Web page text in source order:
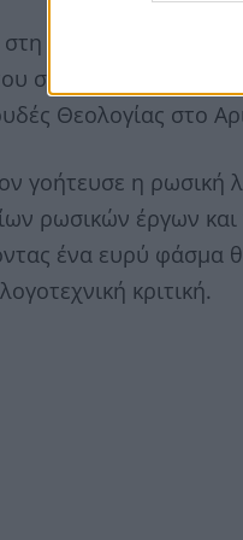
Θεσσαλονίκη, ο
σπουδές στο
Θεολογίας στο
γοήτευσε η ρωσική
ρωσικών έργων
ένα ευρύ φάσμα
κριτική.